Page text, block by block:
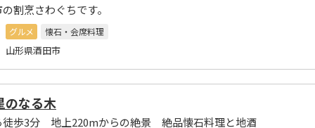
割烹さわぐちです。
グルメ
懐石・会席料理
山形県酒田市
のなる木
徒歩3分 地上220mからの絶景 絶品懐石料理と地酒